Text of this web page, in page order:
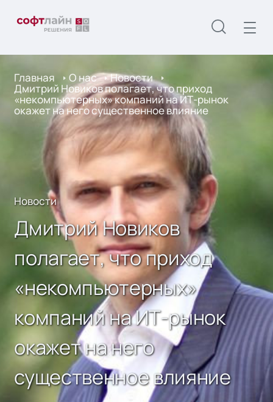
Главная О нас Новости
Дмитрий Новиков полагает, что приход
«некомпьютерных» компаний на ИТ-рынок
окажет на него существенное влияние
Новости
Дмитрий Новиков
полагает, что приход
«некомпьютерных»
компаний на ИТ-рынок
окажет на него
существенное влияние